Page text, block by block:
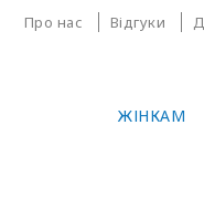
Про нас Відгуки
ЖІНКАМ